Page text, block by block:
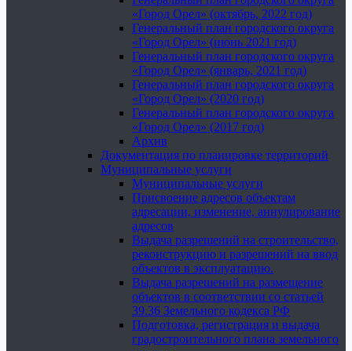
«Город Орел» (октябрь, 2022 год)
Генеральный план городского округа
«Город Орел» (июнь 2021 год)
Генеральный план городского округа
«Город Орел» (январь, 2021 год)
Генеральный план городского округа
«Город Орел» (2020 год)
Генеральный план городского округа
«Город Орел» (2017 год)
Архив
Документация по планировке территорий
Муниципальные услуги
Муниципальные услуги
Присвоение адресов объектам
адресации, изменение, аннулирование
адресов
Выдача разрешений на строительство,
реконструкцию и разрешений на ввод
объектов в эксплуатацию.
Выдача разрешений на размещение
объектов в соответствии со статьей
39.36 Земельного кодекса РФ
Подготовка, регистрация и выдача
градостроительного плана земельного